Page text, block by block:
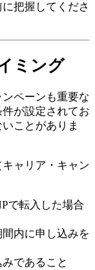
把握してくださ
ミング
ペーンも重要な
が設定されてお
ことがありま
ャリア・キャン
で転入した場合
内に申し込みを
であること